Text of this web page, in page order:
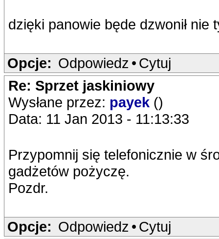
dzięki panowie będe dzwonił nie
Opcje: Odpowiedz • Cytuj
Re: Sprzet jaskiniowy
Wysłane przez: payek ()
Data: 11 Jan 2013 - 11:13:33
Przypomnij się telefonicznie w
gadżetów pożyczę.
Pozdr.
Opcje: Odpowiedz • Cytuj